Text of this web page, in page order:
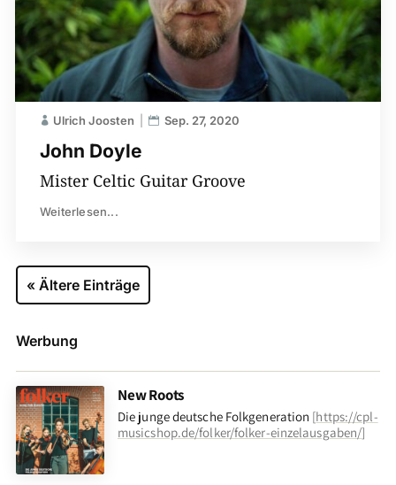
John Doyle
Ulrich Joosten Sep. 27, 2020
Mister Celtic Guitar Groove
Weiterlesen...
« Ältere Einträge
Werbung
New Roots
Die junge deutsche Folkgeneration [https://cpl-
musicshop.de/folker/folker-einzelausgaben/]